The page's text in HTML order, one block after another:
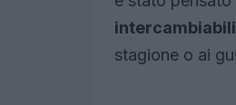
intercambiabili
stagione o ai